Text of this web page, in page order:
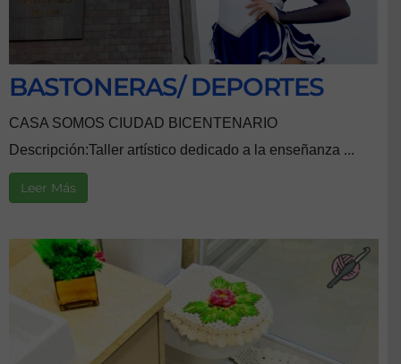
BASTONERAS/ DEPORTES
CASA SOMOS CIUDAD BICENTENARIO
Descripción:Taller artístico dedicado a la enseñanza ...
Leer Más